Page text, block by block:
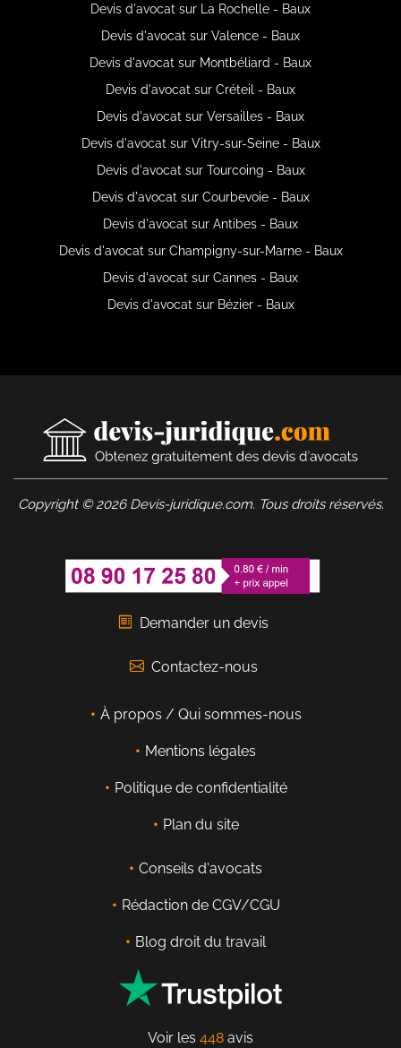
Devis d'avocat sur La Rochelle - Baux
Devis d'avocat sur Valence - Baux
Devis d'avocat sur Montbéliard - Baux
Devis d'avocat sur Créteil - Baux
Devis d'avocat sur Versailles - Baux
Devis d'avocat sur Vitry-sur-Seine - Baux
Devis d'avocat sur Tourcoing - Baux
Devis d'avocat sur Courbevoie - Baux
Devis d'avocat sur Antibes - Baux
Devis d'avocat sur Champigny-sur-Marne - Baux
Devis d'avocat sur Cannes - Baux
Devis d'avocat sur Bézier - Baux
Copyright © 2026 Devis-juridique.com. Tous droits réservés.
Demander un devis
Contactez-nous
À propos / Qui sommes-nous
Mentions légales
Politique de confidentialité
Plan du site
Conseils d'avocats
Rédaction de CGV/CGU
Blog droit du travail
Voir les 448 avis